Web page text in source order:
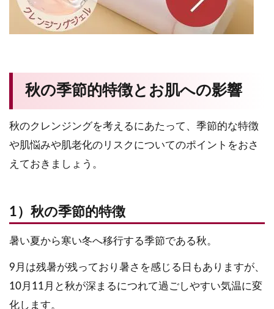
秋の季節的特徴とお肌への影響
秋のクレンジングを考えるにあたって、季節的な特徴
や肌悩みや肌老化のリスクについてのポイントをおさ
えておきましょう。
1）秋の季節的特徴
暑い夏から寒い冬へ移行する季節である秋。
9月は残暑が残っており暑さを感じる日もありますが、
10月11月と秋が深まるにつれて過ごしやすい気温に変
化します。